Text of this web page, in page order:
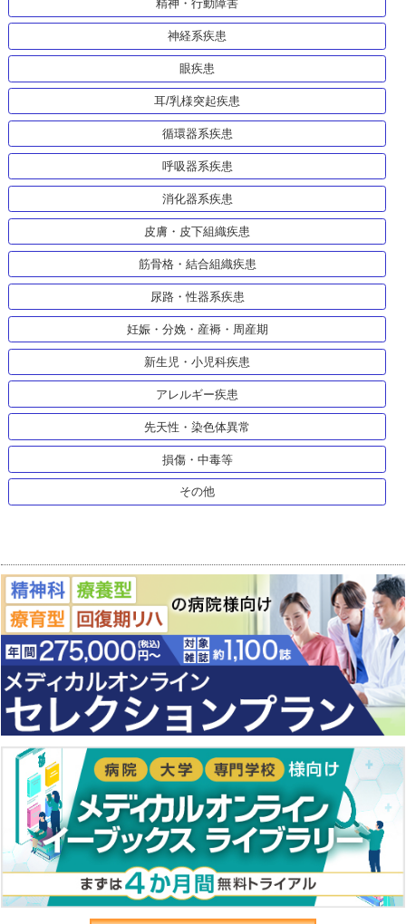
精神・行動障害
神経系疾患
眼疾患
耳/乳様突起疾患
循環器系疾患
呼吸器系疾患
消化器系疾患
皮膚・皮下組織疾患
筋骨格・結合組織疾患
尿路・性器系疾患
妊娠・分娩・産褥・周産期
新生児・小児科疾患
アレルギー疾患
先天性・染色体異常
損傷・中毒等
その他